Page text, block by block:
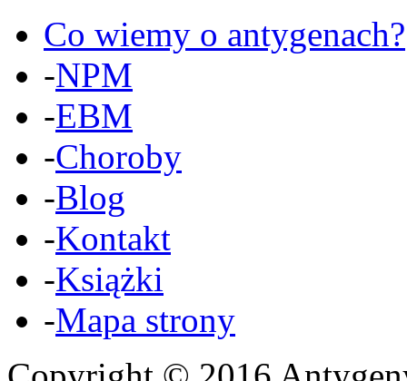
Co wiemy o antygenach?
-NPM
-EBM
-Choroby
-Blog
-Kontakt
-Książki
-Mapa strony